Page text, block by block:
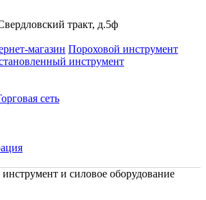
тракт, д.5ф
магазин Пороховой инструмент
инструмент
сеть
и силовое оборудование